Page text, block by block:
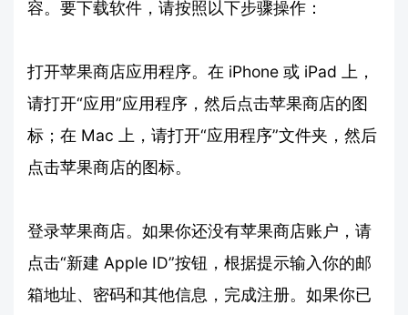
容。要下载软件，请按照以下步骤操作：
打开苹果商店应用程序。在 iPhone 或 iPad 上，
请打开“应用”应用程序，然后点击苹果商店的图
标；在 Mac 上，请打开“应用程序”文件夹，然后
点击苹果商店的图标。
登录苹果商店。如果你还没有苹果商店账户，请
点击“新建 Apple ID”按钮，根据提示输入你的邮
箱地址、密码和其他信息，完成注册。如果你已